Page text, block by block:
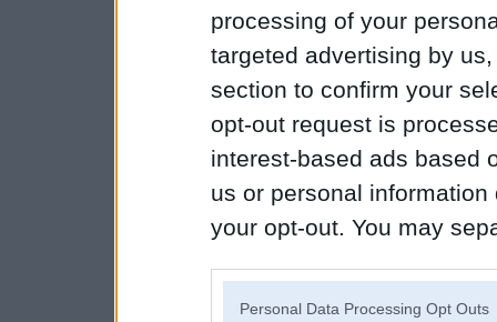
processing of your
targeted advertising by
section to confirm your
opt-out request is
interest-based ads based
us or personal
your opt-out. You may
Personal Data Processing Opt Outs